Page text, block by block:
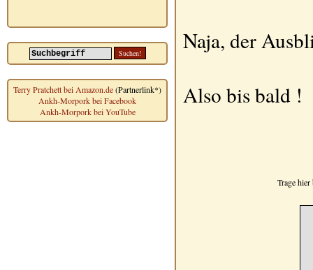
Terry Pratchett bei Amazon.de(Partnerlink*)
Ankh-Morpork bei Facebook
Ankh-Morpork bei YouTube
Naja, der
Also bis bald !
Trage